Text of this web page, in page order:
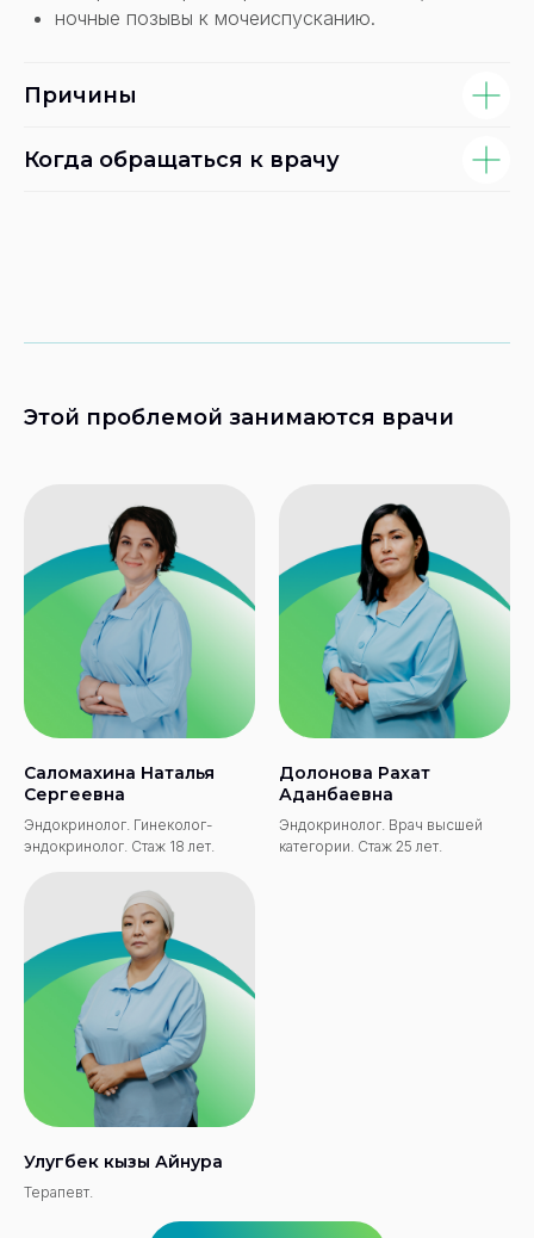
ночные позывы к мочеиспусканию.
Причины
Когда обращаться к врачу
Этой проблемой занимаются врачи
Саломахина Наталья
Сергеевна
Эндокринолог. Гинеколог-
эндокринолог. Стаж 18 лет.
Долонова Рахат
Аданбаевна
Эндокринолог. Врач высшей
категории. Стаж 25 лет.
Улугбек кызы Айнура
Терапевт.